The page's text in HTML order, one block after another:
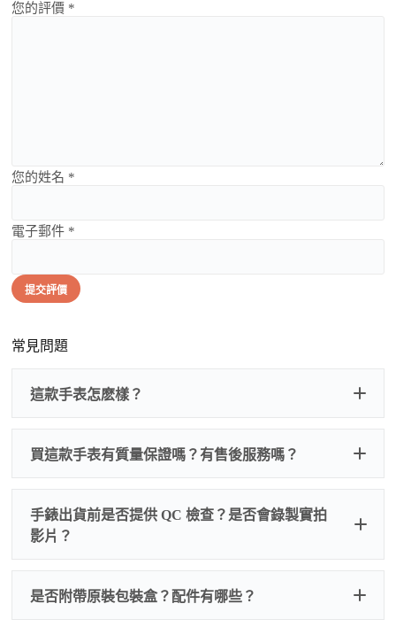
您的評價 *
您的姓名 *
電子郵件 *
提交評價
常見問題
這款手表怎麽樣？
買這款手表有質量保證嗎？有售後服務嗎？
為事故，免費維修三年
人為事故我們只收更換配件
手錶出貨前是否提供 QC 檢查？是否會錄製實拍
影片？
質檢查
是否附帶原裝包裝盒？配件有哪些？